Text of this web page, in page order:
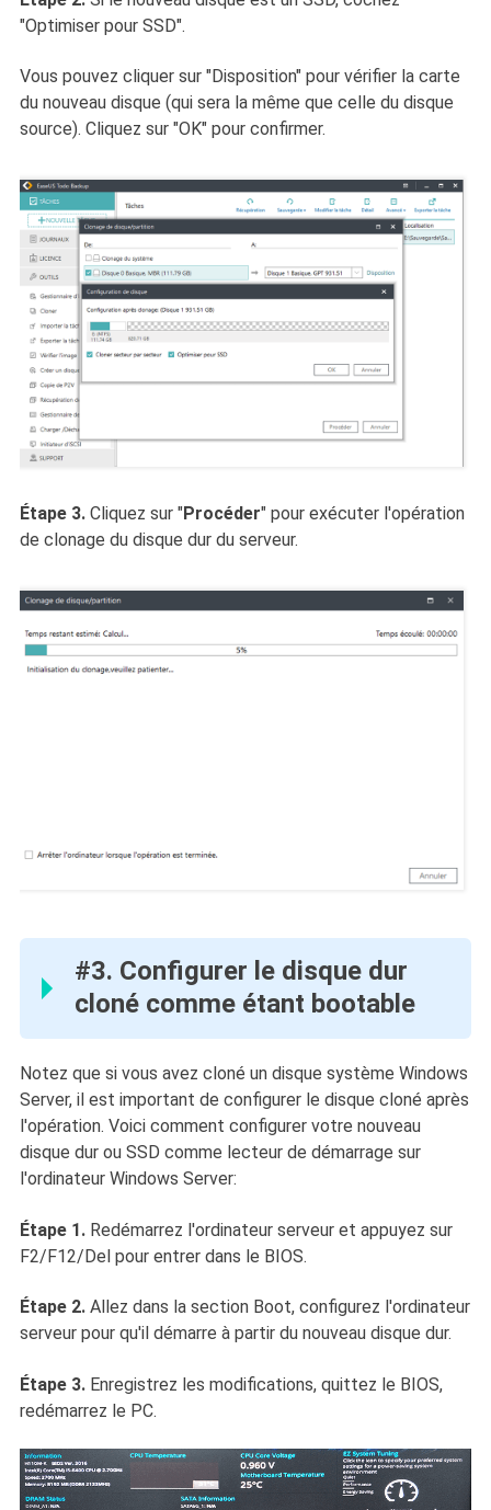
"Optimiser pour SSD".
Vous pouvez cliquer sur "Disposition" pour vérifier la carte
du nouveau disque (qui sera la même que celle du disque
source). Cliquez sur "OK" pour confirmer.
Étape 3. Cliquez sur "Procéder" pour exécuter l'opération
de clonage du disque dur du serveur.
#3. Configurer le disque dur
cloné comme étant bootable
Notez que si vous avez cloné un disque système Windows
Server, il est important de configurer le disque cloné après
l'opération. Voici comment configurer votre nouveau
disque dur ou SSD comme lecteur de démarrage sur
l'ordinateur Windows Server:
Étape 1. Redémarrez l'ordinateur serveur et appuyez sur
F2/F12/Del pour entrer dans le BIOS.
Étape 2. Allez dans la section Boot, configurez l'ordinateur
serveur pour qu'il démarre à partir du nouveau disque dur.
Étape 3. Enregistrez les modifications, quittez le BIOS,
redémarrez le PC.